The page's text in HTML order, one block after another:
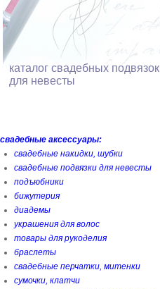
каталог свадебных подвязок
для невесты
свадебные аксессуары:
свадебные накидки, шубки
свадебные подвязки для невесты
подъюбники
бижутерия
диадемы
украшения для волос
товары для рукоделия
браслеты
свадебные перчатки, митенки
сумочки, клатчи